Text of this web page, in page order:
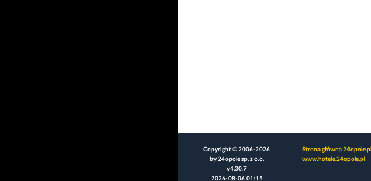
Copyright © 2006-2026
by 24opole sp. z o.o.
v4.30.7
2026-08-06 01:15
Strona główna 24opole.pl
www.hotele.24opole.pl